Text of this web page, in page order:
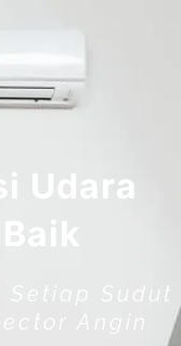
Udara
Sudut
Angin